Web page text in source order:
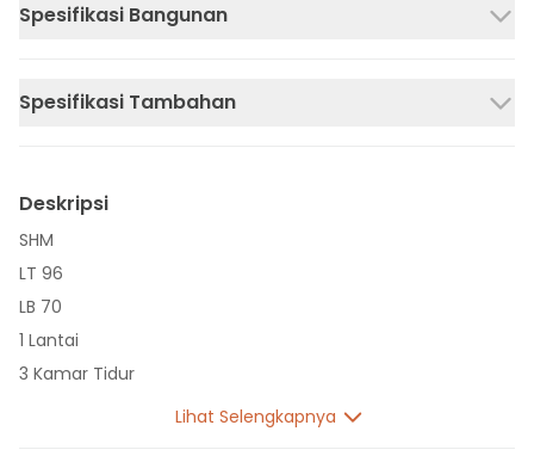
Spesifikasi Bangunan
Spesifikasi Tambahan
Deskripsi
SHM
LT 96
LB 70
1 Lantai
3 Kamar Tidur
Lihat Selengkapnya